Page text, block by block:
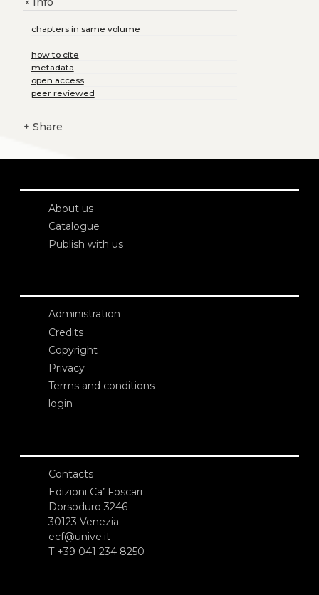
+
chapters in same volume
how to cite
metadata
open access
peer reviewed
+ Share
About us
Catalogue
Publish with us
Administration
Credits
Copyright
Privacy
Terms and conditions
login
Contacts
Edizioni Ca’ Foscari
Dorsoduro 3246
30123 Venezia
ecf@unive.it
T +39 041 234 8250